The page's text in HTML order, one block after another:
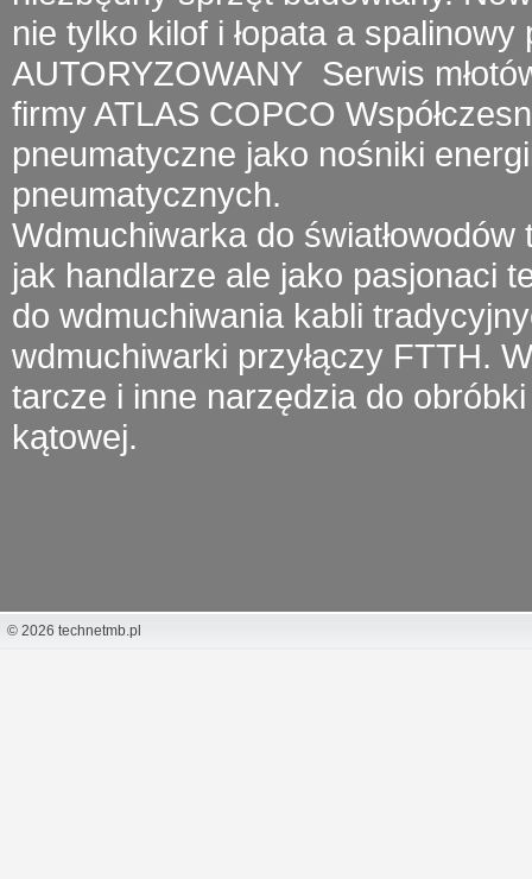
nie tylko kilof i łopata a spalinowy
AUTORYZOWANY Serwis
firmyATLAS COPCO
pneumatyczne jako nośniki
pneumatycznych.
Wdmuchiwarka do światłowodów
jak handlarze ale jako pasjonaci
do wdmuchiwania kabli
wdmuchiwarki przyłączy FTTH.
tarcze i inne narzędzia do
kątowej.
© 2026 technetmb.pl